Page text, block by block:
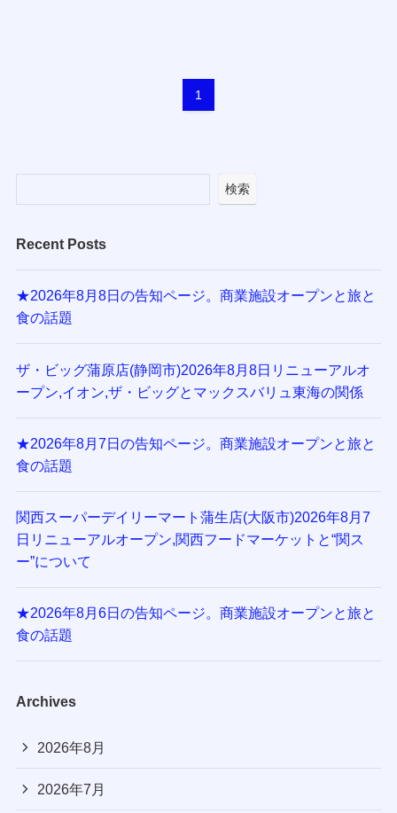
1
検索
Recent Posts
★2026年8月8日の告知ページ。商業施設オープンと旅と
食の話題
ザ・ビッグ蒲原店(静岡市)2026年8月8日リニューアルオ
ープン,イオン,ザ・ビッグとマックスバリュ東海の関係
★2026年8月7日の告知ページ。商業施設オープンと旅と
食の話題
関西スーパーデイリーマート蒲生店(大阪市)2026年8月7
日リニューアルオープン,関西フードマーケットと“関ス
ー”について
★2026年8月6日の告知ページ。商業施設オープンと旅と
食の話題
Archives
2026年8月
2026年7月